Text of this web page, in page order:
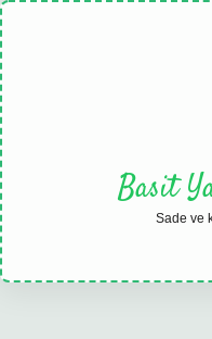
Basit
Sade ve